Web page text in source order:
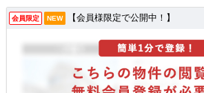
会員限定 NEW 【会員様限定で公開中！】